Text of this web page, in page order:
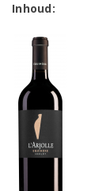
Inhoud: